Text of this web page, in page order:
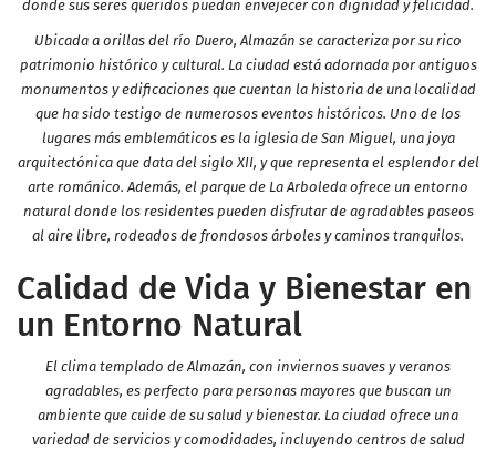
donde sus seres queridos puedan envejecer con dignidad y felicidad.
Ubicada a orillas del río Duero, Almazán se caracteriza por su rico
patrimonio histórico y cultural. La ciudad está adornada por antiguos
monumentos y edificaciones que cuentan la historia de una localidad
que ha sido testigo de numerosos eventos históricos. Uno de los
lugares más emblemáticos es la iglesia de San Miguel, una joya
arquitectónica que data del siglo XII, y que representa el esplendor del
arte románico. Además, el parque de La Arboleda ofrece un entorno
natural donde los residentes pueden disfrutar de agradables paseos
al aire libre, rodeados de frondosos árboles y caminos tranquilos.
Calidad de Vida y Bienestar en
un Entorno Natural
El clima templado de Almazán, con inviernos suaves y veranos
agradables, es perfecto para personas mayores que buscan un
ambiente que cuide de su salud y bienestar. La ciudad ofrece una
variedad de servicios y comodidades, incluyendo centros de salud